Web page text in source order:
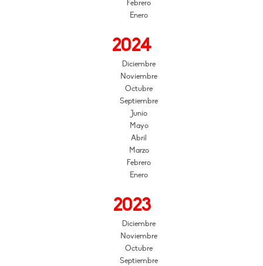
Febrero
Enero
2024
Diciembre
Noviembre
Octubre
Septiembre
Junio
Mayo
Abril
Marzo
Febrero
Enero
2023
Diciembre
Noviembre
Octubre
Septiembre